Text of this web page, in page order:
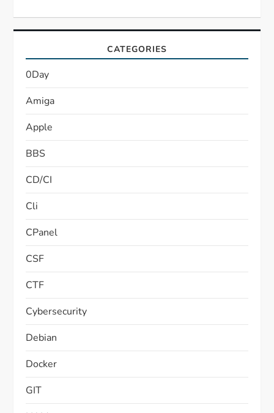
CATEGORIES
0Day
Amiga
Apple
BBS
CD/CI
Cli
CPanel
CSF
CTF
Cybersecurity
Debian
Docker
GIT